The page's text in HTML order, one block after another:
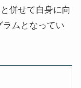
併せて自身に向
ムとなってい